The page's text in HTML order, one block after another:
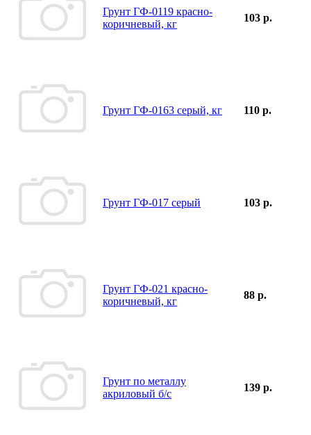
Грунт ГФ-0119 красно-
коричневый, кг
103 р.
Грунт ГФ-0163 серый, кг 110 р.
Грунт ГФ-017 серый 103 р.
Грунт ГФ-021 красно-
коричневый, кг
88 р.
Грунт по металлу
акриловый б/с
139 р.